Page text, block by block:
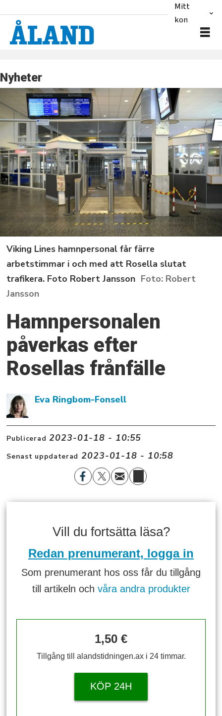
Mitt
konto
Nyheter
Viking Lines hamnpersonal får färre
arbetstimmar i och med att Rosella slutat
trafikera. Foto Robert Jansson
Robert
Jansson
Hamnpersonalen
påverkas efter
Rosellas frånfälle
Eva Ringbom-Fonsell
Publicerad 2023-01-18 - 10:55
Senast uppdaterad 2023-01-18 - 10:58
Vill du fortsätta läsa?
Redan prenumerant, logga in
Som prenumerant hos oss får du tillgång
till artikeln och våra andra produkter
1,50 €
Tillgång till alandstidningen.ax i 24 timmar.
KÖP 24H